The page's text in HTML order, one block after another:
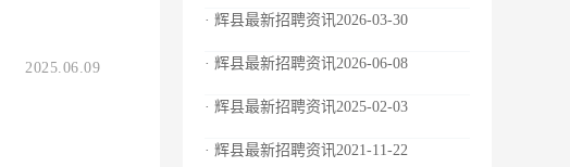
2025.06.09
· 辉县最新招聘资讯2026-03-30
· 辉县最新招聘资讯2026-06-08
· 辉县最新招聘资讯2025-02-03
· 辉县最新招聘资讯2021-11-22